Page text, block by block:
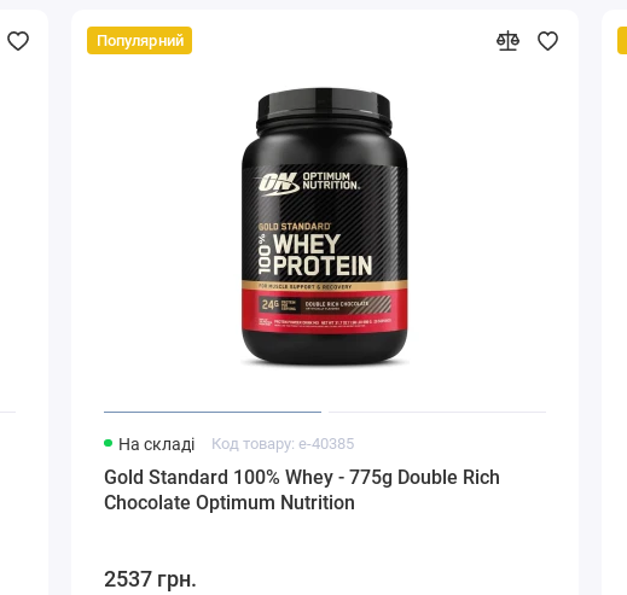
Популярний
На складі Код товару: e-40385
Gold Standard 100% Whey - 775g Double Rich
Chocolate Optimum Nutrition
2537 грн.